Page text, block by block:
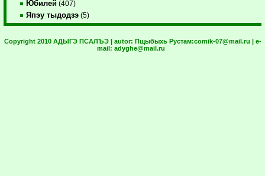
Юбилей (407)
Япэу тыдодзэ (5)
Copyright 2010 АДЫГЭ ПСАЛЪЭ | autor: Пщыбыхь Рустам:comik-07@mail.ru | e-
mail: adyghe@mail.ru